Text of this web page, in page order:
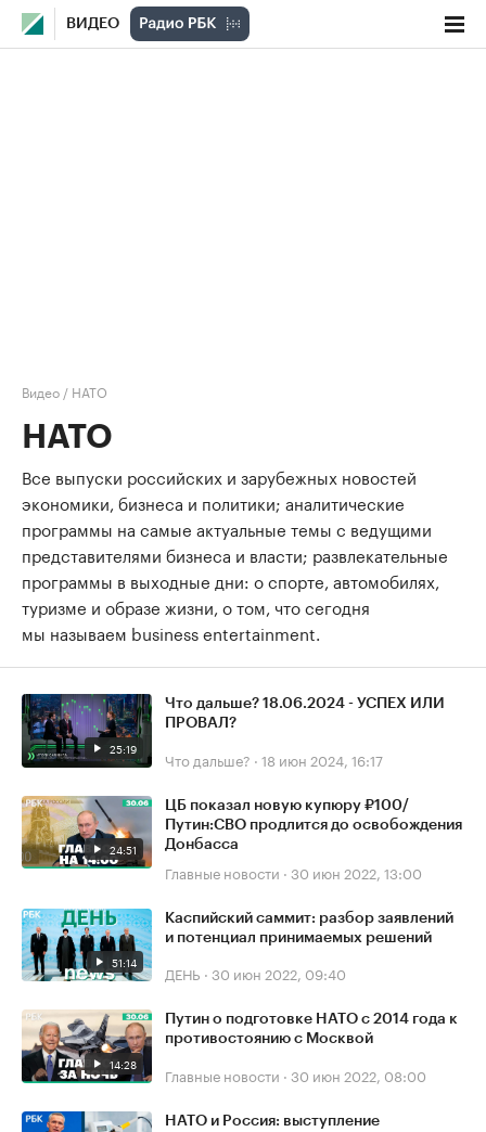
ВИДЕО
Видео / НАТО
НАТО
Все выпуски российских и зарубежных новостей
экономики, бизнеса и политики; аналитические
программы на самые актуальные темы с ведущими
представителями бизнеса и власти; развлекательные
программы в выходные дни: о спорте, автомобилях,
туризме и образе жизни, о том, что сегодня
мы называем business entertainment.
25:19
Что дальше? 18.06.2024 - УСПЕХ ИЛИ
ПРОВАЛ?
Что дальше? · 18 июн 2024, 16:17
24:51
ЦБ показал новую купюру ₽100/
Путин:СВО продлится до освобождения
Донбасса
Главные новости · 30 июн 2022, 13:00
51:14
Каспийский саммит: разбор заявлений
и потенциал принимаемых решений
ДЕНЬ · 30 июн 2022, 09:40
14:28
Путин о подготовке НАТО с 2014 года к
противостоянию с Москвой
Главные новости · 30 июн 2022, 08:00
НАТО и Россия: выступление